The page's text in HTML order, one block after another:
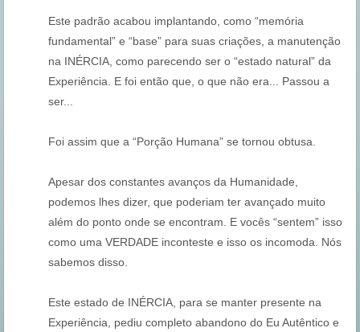
Este padrão acabou implantando, como “memória
fundamental” e “base” para suas criações, a manutenção
na INÉRCIA, como parecendo ser o “estado natural” da
Experiência. E foi então que, o que não era... Passou a
ser...
Foi assim que a “Porção Humana” se tornou obtusa.
Apesar dos constantes avanços da Humanidade,
podemos lhes dizer, que poderiam ter avançado muito
além do ponto onde se encontram. E vocês “sentem” isso
como uma VERDADE inconteste e isso os incomoda. Nós
sabemos disso.
Este estado de INÉRCIA, para se manter presente na
Experiência, pediu completo abandono do Eu Autêntico e